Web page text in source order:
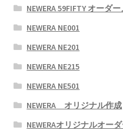
NEWERA 59FIFTY オーダ
NEWERA NE001
NEWERA NE201
NEWERA NE215
NEWERA NE501
NEWERA オリジナル作成
NEWERAオリジナルオー